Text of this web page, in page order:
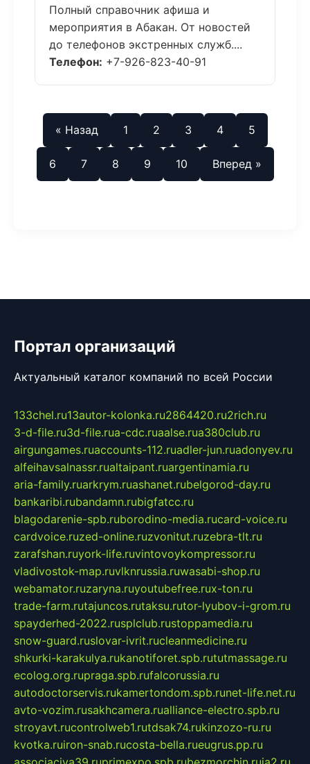
Полный справочник афиша и
мероприятия в Абакан. От новостей
до телефонов экстренных служб....
Телефон: +7-926-823-40-91
« Назад 1 2 3 4 5
6 7 8 9 10 Вперед »
Портал организаций
Актуальный каталог компаний по всей России
133chel.ru13autor-kolonka.ru2864420.ru2rich.ru
3-d-file.ru3d-file.rua-cdc.ruaalse.rua380club.ru
airgungames.ruaccounts-112.ruadler-jun.ruadonyev.ru
alfeihavsalnassr.rualtaipant.ruargentinamia.ru
aria-family.ruarkrym.ruashanet.rubelgorod-day.ru
bankaribi.rubandamn.rubigfatcc.ru
blagodarenie-spb.ruborodino-media.rucard-voice.ru
cardvoice.ruzed-online.ruzvonitut.ruzebra-tlt.ru
zarafshan.ruyork-life.ruvintovoykompressor.ru
vladivostok-map.ruvlknrussia.ruwasabi-shop.ru
webamator.ruzaryna.ruyoutubefree.rux-ton.ru
trade-farm.rutajuncos.rutaksu.rutor-lyubov-i-grom.ru
spayderhed-2022.rusplclub.rustoppamedia.ru
snow-guard.ruslovar-ivrit.rucleanmedicine.ru
shkurki-karakulya.rukanotiforet.spb.rututmassage.ru
ecolog.org.rupraga.spb.rufalcorussia.ru
autodoctorservis.rukamertondom.spb.runet-life.net.ru
avto-vozim.rusakhcamera.rualliance-electro.spb.ru
stroyavt.rucontrolweb1.rutdsak74.rukinzozo-ru.ru
kvotka.ruiron-snab.rucosta-bella.rueugrus.pp.ru